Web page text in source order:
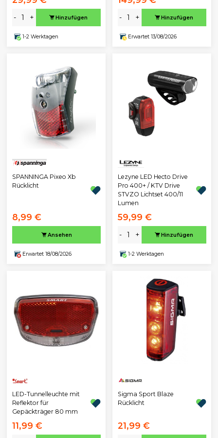
- + Hinzufügen
1-2 Werktagen
- + Hinzufügen
Erwartet 13/08/2026
SPANNINGA Pixeo Xb
Rücklicht
8,99 €
Ansehen
Erwartet 18/08/2026
Lezyne LED Hecto Drive
Pro 400+ / KTV Drive
STVZO Lichtset 400/11
Lumen
59,99 €
- + Hinzufügen
1-2 Werktagen
LED-Tunnelleuchte mit
Reflektor für
Gepäckträger 80 mm
11,99 €
Sigma Sport Blaze
Rücklicht
21,99 €